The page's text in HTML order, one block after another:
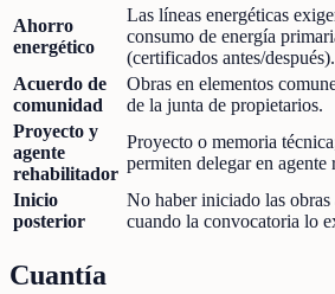
Ahorro
energético
Las líneas energéticas
consumo de energía
(certificados antes/después).
Acuerdo de
comunidad
Obras en elementos
de la junta de propietarios.
Proyecto y
agente
rehabilitador
Proyecto o memoria
permiten delegar en agente
Inicio
posterior
No haber iniciado las
cuando la convocatoria lo
Cuantía